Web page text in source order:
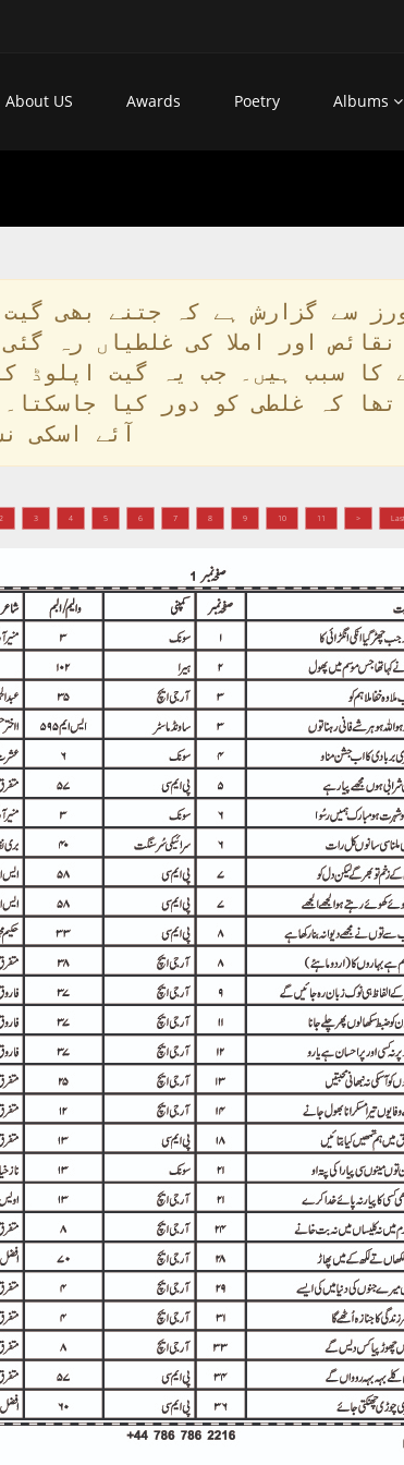
About US Awards Poetry Albums
سے گزارش ہے کہ جتنے بھی
اور املا کی غلطیاں رہ
کا سبب ہیں۔ جب یہ گیت اپلوڈ
کہ غلطی کو دور کیا
آئے اسکی
2 3 4 5 6 7 8 9 10 11 >